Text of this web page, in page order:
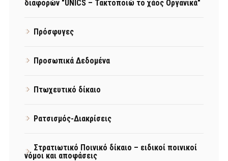
διαφορών "UNICS – Τακτοποιώ το χάος Οργανικά"
Πρόσφυγες
Προσωπικά Δεδομένα
Πτωχευτικό δίκαιο
Ρατσισμός-Διακρίσεις
Στρατιωτικό Ποινικό δίκαιο – ειδικοί ποινικοί
νόμοι και αποφάσεις